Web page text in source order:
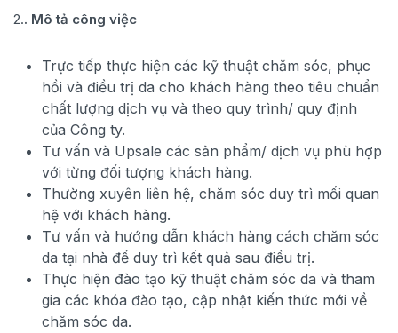
2.. Mô tả công việc
Trực tiếp thực hiện các kỹ thuật chăm sóc, phục
hồi và điều trị da cho khách hàng theo tiêu chuẩn
chất lượng dịch vụ và theo quy trình/ quy định
của Công ty.
Tư vấn và Upsale các sản phẩm/ dịch vụ phù hợp
với từng đối tượng khách hàng.
Thường xuyên liên hệ, chăm sóc duy trì mối quan
hệ với khách hàng.
Tư vấn và hướng dẫn khách hàng cách chăm sóc
da tại nhà để duy trì kết quả sau điều trị.
Thực hiện đào tạo kỹ thuật chăm sóc da và tham
gia các khóa đào tạo, cập nhật kiến ​​thức mới về
chăm sóc da.